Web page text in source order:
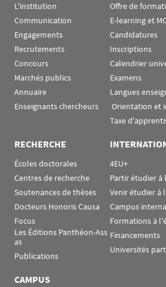
L'institution
Communication
Engagements
Recrutements
Concours
Marchés publics
Annuaire
Enseignants chercheurs
Offre de
E-learning et
Candidatures
Inscriptions
Calendrier
Examens
Langues
Orientation et
Taxe
RECHERCHE
Écoles doctorales
Centres de recherche
Soutenances de thèses
Docteurs Honoris Causa
Focus
Les Éditions Panthéon-Ass
as
Publications
4EU+
Partir étudier à
Venir étudier à
Campus
Formations à
Financements
Universités
CAMPUS